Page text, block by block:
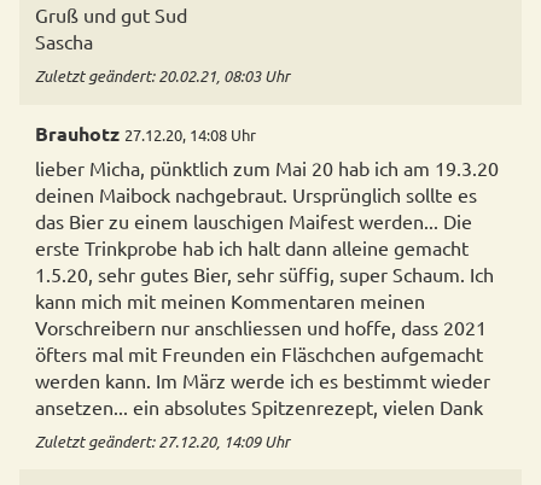
Gruß und gut Sud
Sascha
Zuletzt geändert: 20.02.21, 08:03 Uhr
Brauhotz 27.12.20, 14:08 Uhr
lieber Micha, pünktlich zum Mai 20 hab ich am 19.3.20
deinen Maibock nachgebraut. Ursprünglich sollte es
das Bier zu einem lauschigen Maifest werden... Die
erste Trinkprobe hab ich halt dann alleine gemacht
1.5.20, sehr gutes Bier, sehr süffig, super Schaum. Ich
kann mich mit meinen Kommentaren meinen
Vorschreibern nur anschliessen und hoffe, dass 2021
öfters mal mit Freunden ein Fläschchen aufgemacht
werden kann. Im März werde ich es bestimmt wieder
ansetzen... ein absolutes Spitzenrezept, vielen Dank
Zuletzt geändert: 27.12.20, 14:09 Uhr